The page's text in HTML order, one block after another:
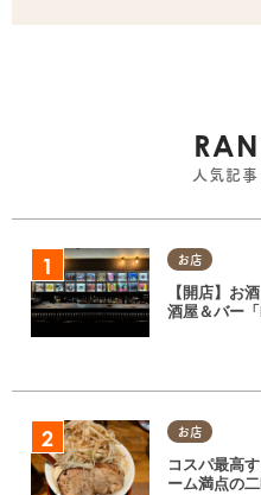
人気記
お店
【開店】お
酒屋＆バー
お店
コスパ最高
ーム満点の